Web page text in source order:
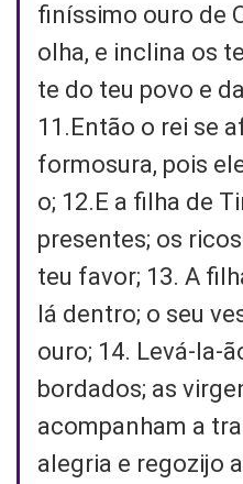
finíssimo ouro de
olha, e inclina os
te do teu povo e
11.Então o rei se
formosura, pois
o; 12.E a filha de
presentes; os
teu favor; 13. A
lá dentro; o seu
ouro; 14. Levá-la-
bordados; as
acompanham a
alegria e regozijo